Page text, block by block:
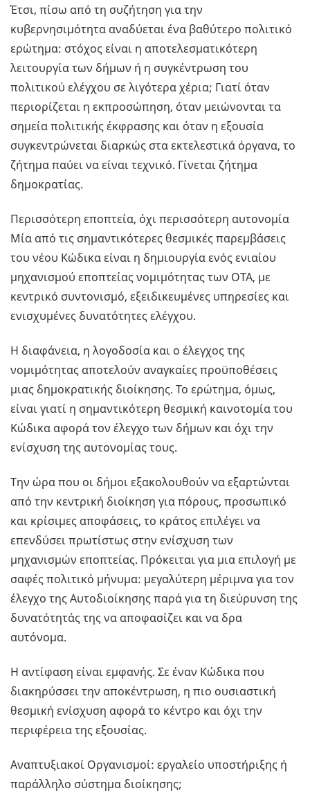
Έτσι, πίσω από τη συζήτηση για την
κυβερνησιμότητα αναδύεται ένα βαθύτερο πολιτικό
ερώτημα: στόχος είναι η αποτελεσματικότερη
λειτουργία των δήμων ή η συγκέντρωση του
πολιτικού ελέγχου σε λιγότερα χέρια; Γιατί όταν
περιορίζεται η εκπροσώπηση, όταν μειώνονται τα
σημεία πολιτικής έκφρασης και όταν η εξουσία
συγκεντρώνεται διαρκώς στα εκτελεστικά όργανα, το
ζήτημα παύει να είναι τεχνικό. Γίνεται ζήτημα
δημοκρατίας.
Περισσότερη εποπτεία, όχι περισσότερη αυτονομία
Μία από τις σημαντικότερες θεσμικές παρεμβάσεις
του νέου Κώδικα είναι η δημιουργία ενός ενιαίου
μηχανισμού εποπτείας νομιμότητας των ΟΤΑ, με
κεντρικό συντονισμό, εξειδικευμένες υπηρεσίες και
ενισχυμένες δυνατότητες ελέγχου.
Η διαφάνεια, η λογοδοσία και ο έλεγχος της
νομιμότητας αποτελούν αναγκαίες προϋποθέσεις
μιας δημοκρατικής διοίκησης. Το ερώτημα, όμως,
είναι γιατί η σημαντικότερη θεσμική καινοτομία του
Κώδικα αφορά τον έλεγχο των δήμων και όχι την
ενίσχυση της αυτονομίας τους.
Την ώρα που οι δήμοι εξακολουθούν να εξαρτώνται
από την κεντρική διοίκηση για πόρους, προσωπικό
και κρίσιμες αποφάσεις, το κράτος επιλέγει να
επενδύσει πρωτίστως στην ενίσχυση των
μηχανισμών εποπτείας. Πρόκειται για μια επιλογή με
σαφές πολιτικό μήνυμα: μεγαλύτερη μέριμνα για τον
έλεγχο της Αυτοδιοίκησης παρά για τη διεύρυνση της
δυνατότητάς της να αποφασίζει και να δρα
αυτόνομα.
Η αντίφαση είναι εμφανής. Σε έναν Κώδικα που
διακηρύσσει την αποκέντρωση, η πιο ουσιαστική
θεσμική ενίσχυση αφορά το κέντρο και όχι την
περιφέρεια της εξουσίας.
Αναπτυξιακοί Οργανισμοί: εργαλείο υποστήριξης ή
παράλληλο σύστημα διοίκησης;